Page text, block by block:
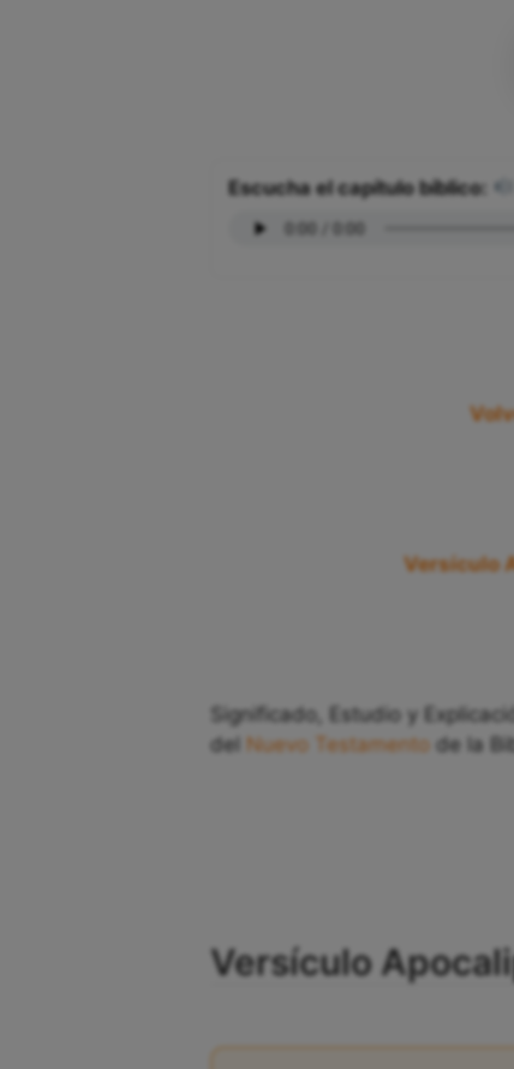
Escucha el capítulo bíblico:
Versículo
Significado, Estudio y
del Nuevo Testamentode la
Versículo